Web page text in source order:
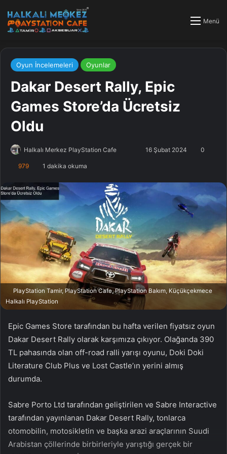
Menü
Oyun İncelemeleri Oyunlar
Dakar Desert Rally, Epic
Games Store’da Ücretsiz
Oldu
Halkalı Merkez PlayStation Cafe
w
o
n
X
s
t
g
ö
n
d
m
e
k
16 Şubat 2024 0
979 1 dakika okuma
PlayStation Tamir, PlayStation Cafe, PlayStation Bakım, Küçükçekmece
Halkalı PlayStation
Epic Games Store tarafından bu hafta verilen fiyatsız oyun
Dakar Desert Rally olarak karşımıza çıkıyor. Olağanda 390
TL pahasında olan off-road ralli yarışı oyunu, Doki Doki
Literature Club Plus ve Lost Castle’ın yerini almış
durumda.
Sabre Porto Ltd tarafından geliştirilen ve Sabre Interactive
tarafından yayınlanan Dakar Desert Rally, tonlarca
otomobilin, motosikletin ve başka arazi araçlarının Suudi
Arabistan çöllerinde birbirleriyle yarıştığı gerçek bir